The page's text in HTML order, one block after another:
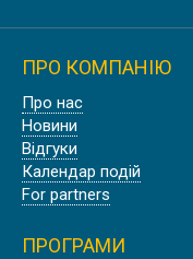
ПРО КОМПАНІЮ
Про нас
Новини
Відгуки
Календар подій
For partners
ПРОГРАМИ